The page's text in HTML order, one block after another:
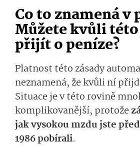
Co to znamená v
Můžete kvůli této
přijít o peníze?
Platnost této zásady
neznamená, že kvůli ní
Situace je v této rovině
komplikovanější, protože
jak vysokou mzdu jste
1986 pobírali.